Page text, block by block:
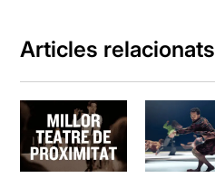
Articles relacionats